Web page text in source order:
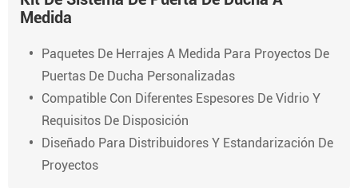
Medida
Paquetes De Herrajes A Medida Para Proyectos De
Puertas De Ducha Personalizadas
Compatible Con Diferentes Espesores De Vidrio Y
Requisitos De Disposición
Diseñado Para Distribuidores Y Estandarización De
Proyectos